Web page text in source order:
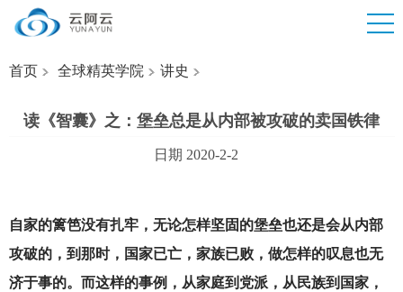
首页 全球精英学院 讲史
读《智囊》之：堡垒总是从内部被攻破的卖国铁律
日期 2020-2-2
自家的篱笆没有扎牢，无论怎样坚固的堡垒也还是会从内部
攻破的，到那时，国家已亡，家族已败，做怎样的叹息也无
济于事的。而这样的事例，从家庭到党派，从民族到国家，